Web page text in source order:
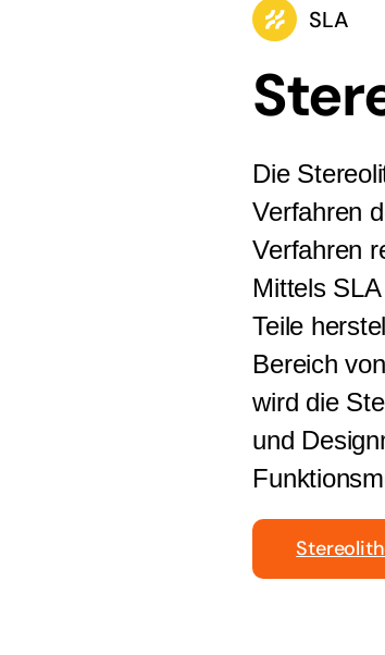
SLA
Die
Verfahren
Verfahren
Mittels
Teile
Bereich
wird die
und